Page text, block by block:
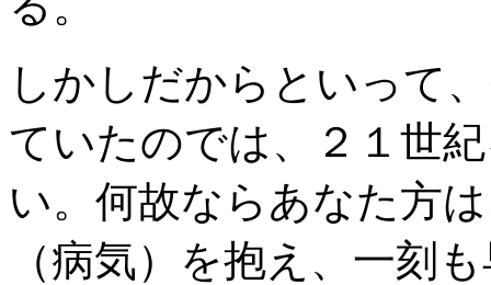
しかしだからといって
ていたのでは、２１世
い。何故ならあなた方
（病気）を抱え、一刻